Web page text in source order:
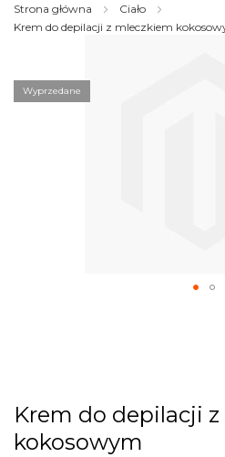
Strona główna
Ciało
Krem do depilacji z mleczkiem
the
end
Wyprzedane
images
gallery
Krem do depilacji
kokosowym